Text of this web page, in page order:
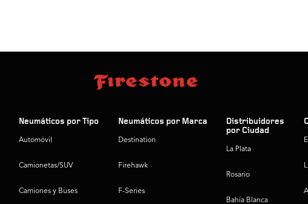
Neumáticos por Tipo
Automóvil
Camionetas/SUV
Camiones y Buses
Neumáticos por Marca
Destination
Firehawk
F-Series
Distribuidores
por Ciudad
La Plata
Rosario
Bahía Blanca